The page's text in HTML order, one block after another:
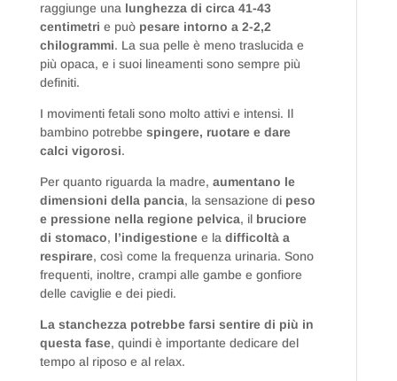
raggiunge una lunghezza di circa 41-43
centimetri e può pesare intorno a 2-2,2
chilogrammi. La sua pelle è meno traslucida e
più opaca, e i suoi lineamenti sono sempre più
definiti.
I movimenti fetali sono molto attivi e intensi. Il
bambino potrebbe spingere, ruotare e dare
calci vigorosi.
Per quanto riguarda la madre, aumentano le
dimensioni della pancia, la sensazione di peso
e pressione nella regione pelvica, il bruciore
di stomaco, l’indigestionee la difficoltà a
respirare, così come la frequenza urinaria. Sono
frequenti, inoltre, crampi alle gambe e gonfiore
delle caviglie e dei piedi.
La stanchezza potrebbe farsi sentire di più in
questa fase, quindi è importante dedicare del
tempo al riposo e al relax.